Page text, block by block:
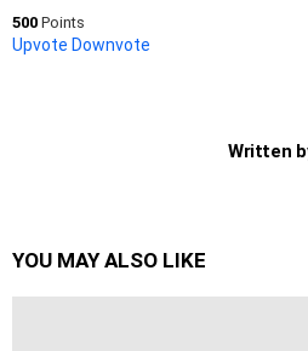
500 Points
Upvote Downvote
Written
YOU MAY ALSO LIKE